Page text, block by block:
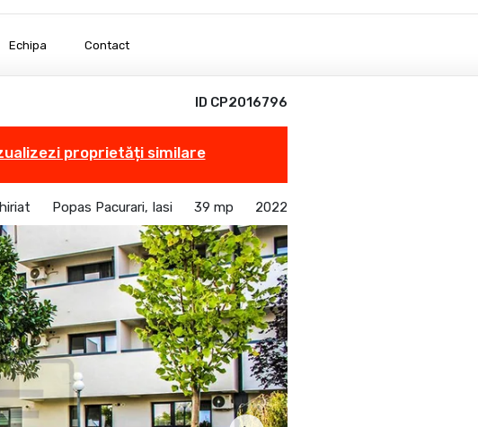
Echipa Contact
ID CP2016796
proprietăți similare
Popas Pacurari, Iasi 39 mp 2022